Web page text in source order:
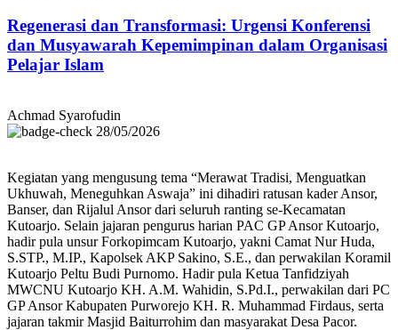
Regenerasi dan Transformasi: Urgensi Konferensi
dan Musyawarah Kepemimpinan dalam Organisasi
Pelajar Islam
Achmad Syarofudin
28/05/2026
Kegiatan yang mengusung tema “Merawat Tradisi, Menguatkan
Ukhuwah, Meneguhkan Aswaja” ini dihadiri ratusan kader Ansor,
Banser, dan Rijalul Ansor dari seluruh ranting se-Kecamatan
Kutoarjo. Selain jajaran pengurus harian PAC GP Ansor Kutoarjo,
hadir pula unsur Forkopimcam Kutoarjo, yakni Camat Nur Huda,
S.STP., M.IP., Kapolsek AKP Sakino, S.E., dan perwakilan Koramil
Kutoarjo Peltu Budi Purnomo. Hadir pula Ketua Tanfidziyah
MWCNU Kutoarjo KH. A.M. Wahidin, S.Pd.I., perwakilan dari PC
GP Ansor Kabupaten Purworejo KH. R. Muhammad Firdaus, serta
jajaran takmir Masjid Baiturrohim dan masyarakat Desa Pacor.